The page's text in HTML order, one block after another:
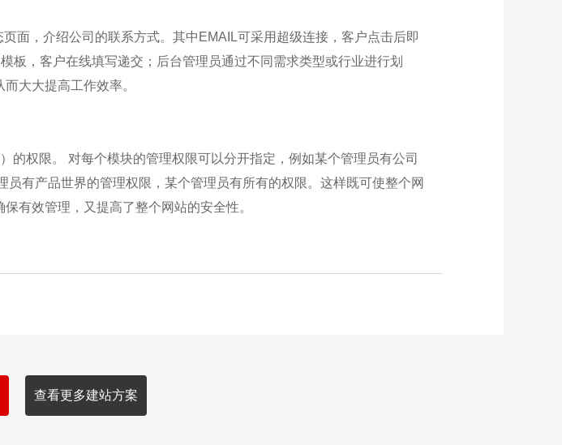
页面，介绍公司的联系方式。其中EMAIL可采用超级连接，客户点击后即
板，客户在线填写递交；后台管理员通过不同需求类型或行业进行划
大大提高工作效率。
的权限。 对每个模块的管理权限可以分开指定，例如某个管理员有公司
员有产品世界的管理权限，某个管理员有所有的权限。这样既可使整个网
有效管理，又提高了整个网站的安全性。
查看更多建站方案